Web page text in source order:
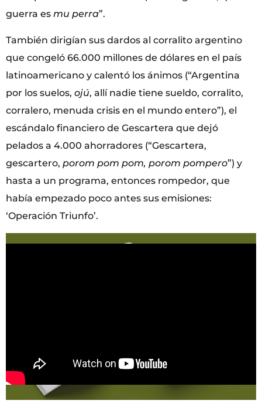
guerra es mu perra”.
También dirigían sus dardos al corralito argentino
que congeló 66.000 millones de dólares en el país
latinoamericano y calentó los ánimos (“Argentina
por los suelos, ojú, allí nadie tiene sueldo, corralito,
corralero, menuda crisis en el mundo entero”), el
escándalo financiero de Gescartera que dejó
pelados a 4.000 ahorradores (“Gescartera,
gescartero, porom pom pom, porom pompero”) y
hasta a un programa, entonces rompedor, que
había empezado poco antes sus emisiones:
‘Operación Triunfo’.